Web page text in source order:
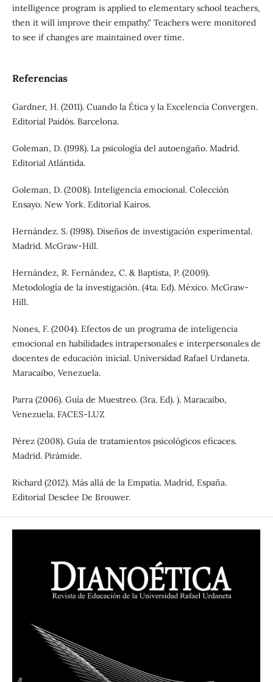
intelligence program is applied to elementary school teachers,
then it will improve their empathy." Teachers were monitored
to see if changes are maintained over time.
Referencias
Gardner, H. (2011). Cuando la Ética y la Excelencia Convergen.
Editorial Paidós. Barcelona.
Goleman, D. (1998). La psicología del autoengaño. Madrid.
Editorial Atlántida.
Goleman, D. (2008). Inteligencia emocional. Colección
Ensayo. New York. Editorial Kairos.
Hernández. S. (1998). Diseños de investigación experimental.
Madrid. McGraw-Hill.
Hernández, R. Fernández, C. & Baptista, P. (2009).
Metodología de la investigación. (4ta. Ed). México. McGraw-
Hill.
Nones, F. (2004). Efectos de un programa de inteligencia
emocional en habilidades intrapersonales e interpersonales de
docentes de educación inicial. Universidad Rafael Urdaneta.
Maracaibo, Venezuela.
Parra (2006). Guía de Muestreo. (3ra. Ed). ). Maracaibo,
Venezuela. FACES-LUZ
Pérez (2008). Guía de tratamientos psicológicos eficaces.
Madrid. Pirámide.
Richard (2012). Más allá de la Empatía. Madrid, España.
Editorial Desclee De Brouwer.